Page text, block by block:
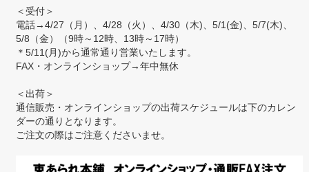
＜受付＞
電話→4/27（月）、4/28（火）、4/30（木)、5/1(金)、5/7(木)、
5/8（金）（9時～12時、13時～17時）
＊5/11(月)から通常通り営業いたします。
FAX・オンラインショップ→年中無休
＜出荷＞
通信販売・オンラインショップの出荷スケジュールは下のカレン
ダーの通りとなります。
ご注文の際はご注意くださいませ。